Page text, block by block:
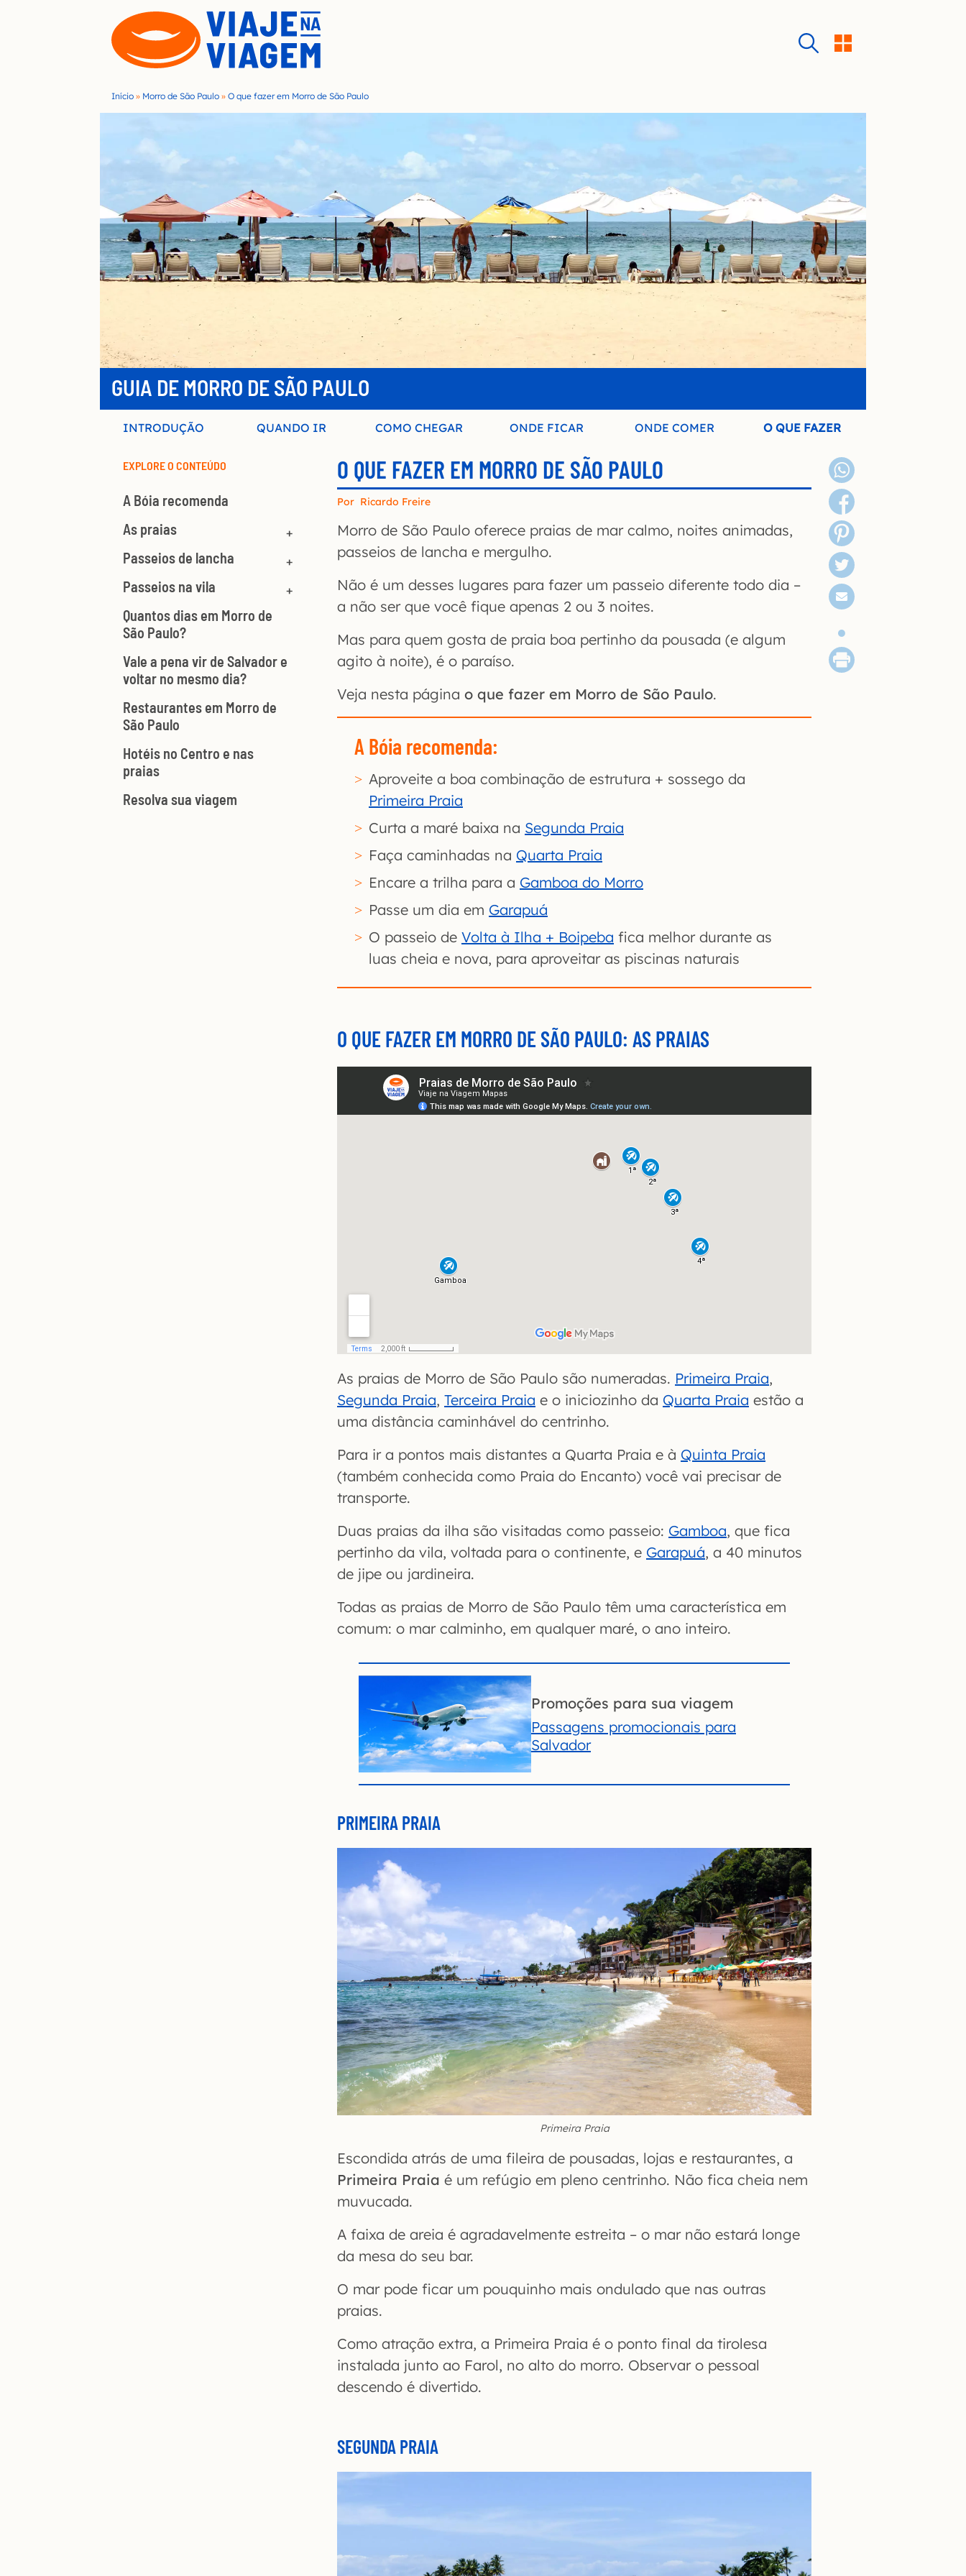
Início » Morro de São Paulo » O que fazer em Morro de São Paulo
GUIA DE MORRO DE SÃO PAULO
INTRODUÇÃO QUANDO IR COMO CHEGAR ONDE FICAR ONDE COMER O QUE FAZER
EXPLORE O CONTEÚDO
A Bóia recomenda
As praias
Passeios de lancha
Passeios na vila
Quantos dias em Morro de
São Paulo?
Vale a pena vir de Salvador e
voltar no mesmo dia?
Restaurantes em Morro de
São Paulo
Hotéis no Centro e nas
praias
Resolva sua viagem
O QUE FAZER EM MORRO DE SÃO PAULO
Por Ricardo Freire
Morro de São Paulo oferece praias de mar calmo, noites animadas,
passeios de lancha e mergulho.
Não é um desses lugares para fazer um passeio diferente todo dia –
a não ser que você fique apenas 2 ou 3 noites.
Mas para quem gosta de praia boa pertinho da pousada (e algum
agito à noite), é o paraíso.
Veja nesta página o que fazer em Morro de São Paulo.
A Bóia recomenda:
Aproveite a boa combinação de estrutura + sossego da
Primeira Praia
Curta a maré baixa na Segunda Praia
Faça caminhadas na Quarta Praia
Encare a trilha para a Gamboa do Morro
Passe um dia em Garapuá
O passeio de Volta à Ilha + Boipeba fica melhor durante as
luas cheia e nova, para aproveitar as piscinas naturais
O QUE FAZER EM MORRO DE SÃO PAULO: AS PRAIAS
As praias de Morro de São Paulo são numeradas. Primeira Praia,
Segunda Praia, Terceira Praia e o iniciozinho da Quarta Praia estão a
uma distância caminhável do centrinho.
Para ir a pontos mais distantes a Quarta Praia e à Quinta Praia
(também conhecida como Praia do Encanto) você vai precisar de
transporte.
Duas praias da ilha são visitadas como passeio: Gamboa, que fica
pertinho da vila, voltada para o continente, e Garapuá, a 40 minutos
de jipe ou jardineira.
Todas as praias de Morro de São Paulo têm uma característica em
comum: o mar calminho, em qualquer maré, o ano inteiro.
Promoções para sua viagem
Passagens promocionais para
Salvador
PRIMEIRA PRAIA
Primeira Praia
Escondida atrás de uma fileira de pousadas, lojas e restaurantes, a
Primeira Praia é um refúgio em pleno centrinho. Não fica cheia nem
muvucada.
A faixa de areia é agradavelmente estreita – o mar não estará longe
da mesa do seu bar.
O mar pode ficar um pouquinho mais ondulado que nas outras
praias.
Como atração extra, a Primeira Praia é o ponto final da tirolesa
instalada junto ao Farol, no alto do morro. Observar o pessoal
descendo é divertido.
SEGUNDA PRAIA